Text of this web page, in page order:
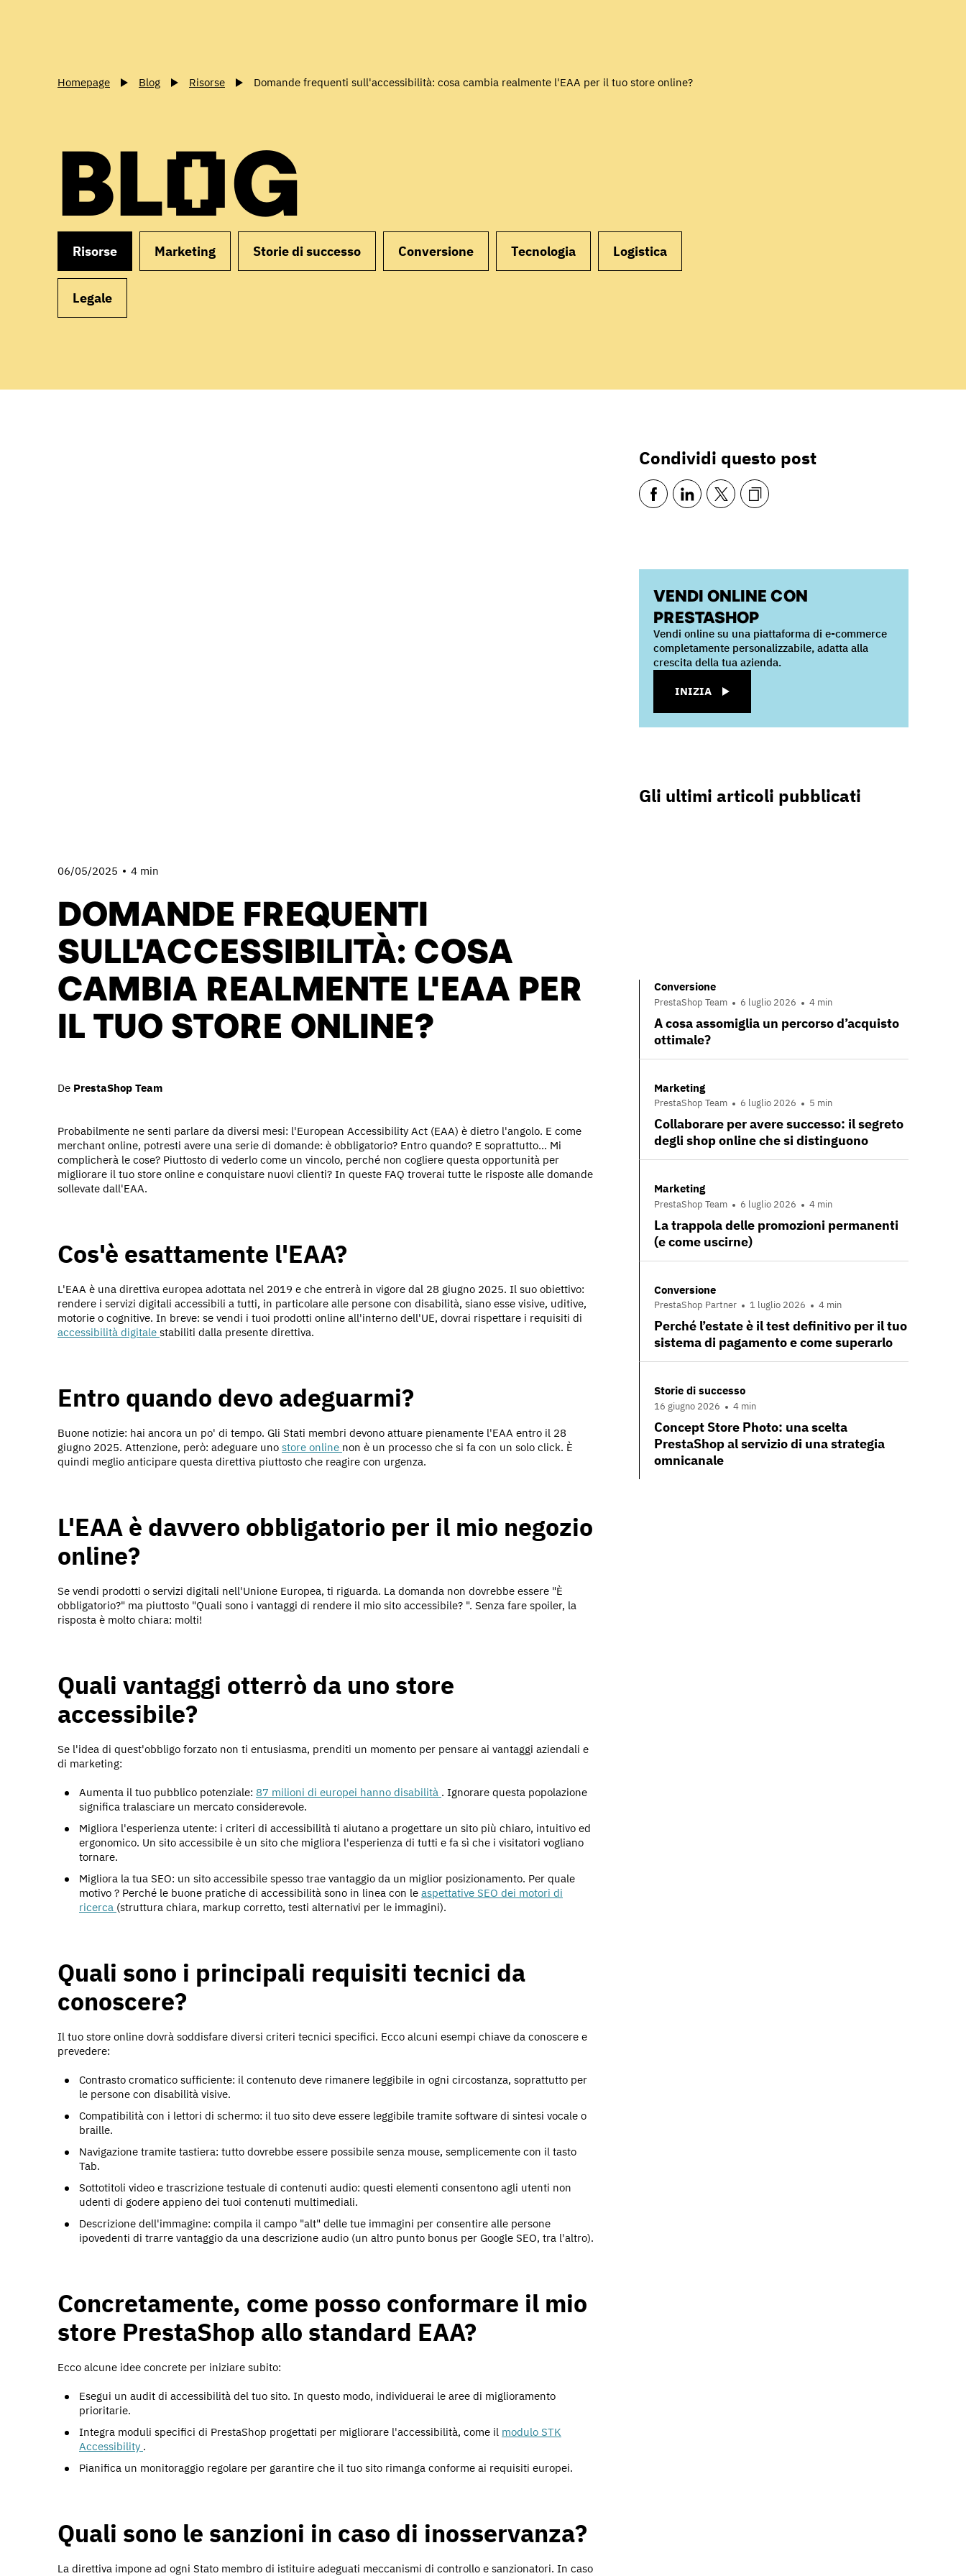
Homepage Blog Risorse Domande frequenti sull'accessibilità: cosa cambia realmente l'EAA per il tuo store online?
BLOG
Risorse Marketing Storie di successo Conversione Tecnologia Logistica
Legale
06/05/2025 4 min
DOMANDE FREQUENTI
SULL'ACCESSIBILITÀ: COSA
CAMBIA REALMENTE L'EAA PER
IL TUO STORE ONLINE?
De PrestaShop Team
Probabilmente ne senti parlare da diversi mesi: l'European Accessibility Act (EAA) è dietro l'angolo. E come
merchant online, potresti avere una serie di domande: è obbligatorio? Entro quando? E soprattutto... Mi
complicherà le cose? Piuttosto di vederlo come un vincolo, perché non cogliere questa opportunità per
migliorare il tuo store online e conquistare nuovi clienti? In queste FAQ troverai tutte le risposte alle domande
sollevate dall'EAA.
Cos'è esattamente l'EAA?
L'EAA è una direttiva europea adottata nel 2019 e che entrerà in vigore dal 28 giugno 2025. Il suo obiettivo:
rendere i servizi digitali accessibili a tutti, in particolare alle persone con disabilità, siano esse visive, uditive,
motorie o cognitive. In breve: se vendi i tuoi prodotti online all'interno dell'UE, dovrai rispettare i requisiti di
accessibilità digitale stabiliti dalla presente direttiva.
Entro quando devo adeguarmi?
Buone notizie: hai ancora un po' di tempo. Gli Stati membri devono attuare pienamente l'EAA entro il 28
giugno 2025. Attenzione, però: adeguare uno store online non è un processo che si fa con un solo click. È
quindi meglio anticipare questa direttiva piuttosto che reagire con urgenza.
L'EAA è davvero obbligatorio per il mio negozio
online?
Se vendi prodotti o servizi digitali nell'Unione Europea, ti riguarda. La domanda non dovrebbe essere "È
obbligatorio?" ma piuttosto "Quali sono i vantaggi di rendere il mio sito accessibile? ". Senza fare spoiler, la
risposta è molto chiara: molti!
Quali vantaggi otterrò da uno store
accessibile?
Se l'idea di quest'obbligo forzato non ti entusiasma, prenditi un momento per pensare ai vantaggi aziendali e
di marketing:
Aumenta il tuo pubblico potenziale: 87 milioni di europei hanno disabilità . Ignorare questa popolazione
significa tralasciare un mercato considerevole.
Migliora l'esperienza utente: i criteri di accessibilità ti aiutano a progettare un sito più chiaro, intuitivo ed
ergonomico. Un sito accessibile è un sito che migliora l'esperienza di tutti e fa sì che i visitatori vogliano
tornare.
Migliora la tua SEO: un sito accessibile spesso trae vantaggio da un miglior posizionamento. Per quale
motivo ? Perché le buone pratiche di accessibilità sono in linea con le aspettative SEO dei motori di
ricerca (struttura chiara, markup corretto, testi alternativi per le immagini).
Quali sono i principali requisiti tecnici da
conoscere?
Il tuo store online dovrà soddisfare diversi criteri tecnici specifici. Ecco alcuni esempi chiave da conoscere e
prevedere:
Contrasto cromatico sufficiente: il contenuto deve rimanere leggibile in ogni circostanza, soprattutto per
le persone con disabilità visive.
Compatibilità con i lettori di schermo: il tuo sito deve essere leggibile tramite software di sintesi vocale o
braille.
Navigazione tramite tastiera: tutto dovrebbe essere possibile senza mouse, semplicemente con il tasto
Tab.
Sottotitoli video e trascrizione testuale di contenuti audio: questi elementi consentono agli utenti non
udenti di godere appieno dei tuoi contenuti multimediali.
Descrizione dell'immagine: compila il campo "alt" delle tue immagini per consentire alle persone
ipovedenti di trarre vantaggio da una descrizione audio (un altro punto bonus per Google SEO, tra l'altro).
Concretamente, come posso conformare il mio
store PrestaShop allo standard EAA?
Ecco alcune idee concrete per iniziare subito:
Esegui un audit di accessibilità del tuo sito. In questo modo, individuerai le aree di miglioramento
prioritarie.
Integra moduli specifici di PrestaShop progettati per migliorare l'accessibilità, come il modulo STK
Accessibility .
Pianifica un monitoraggio regolare per garantire che il tuo sito rimanga conforme ai requisiti europei.
Quali sono le sanzioni in caso di inosservanza?
La direttiva impone ad ogni Stato membro di istituire adeguati meccanismi di controllo e sanzionatori. In caso
Condividi questo post
VENDI ONLINE CON
PRESTASHOP
Vendi online su una piattaforma di e-commerce
completamente personalizzabile, adatta alla
crescita della tua azienda.
INIZIA
Gli ultimi articoli pubblicati
Conversione
PrestaShop Team 6 luglio 2026 4 min
A cosa assomiglia un percorso d’acquisto
ottimale?
Marketing
PrestaShop Team 6 luglio 2026 5 min
Collaborare per avere successo: il segreto
degli shop online che si distinguono
Marketing
PrestaShop Team 6 luglio 2026 4 min
La trappola delle promozioni permanenti
(e come uscirne)
Conversione
PrestaShop Partner 1 luglio 2026 4 min
Perché l’estate è il test definitivo per il tuo
sistema di pagamento e come superarlo
Storie di successo
16 giugno 2026 4 min
Concept Store Photo: una scelta
PrestaShop al servizio di una strategia
omnicanale